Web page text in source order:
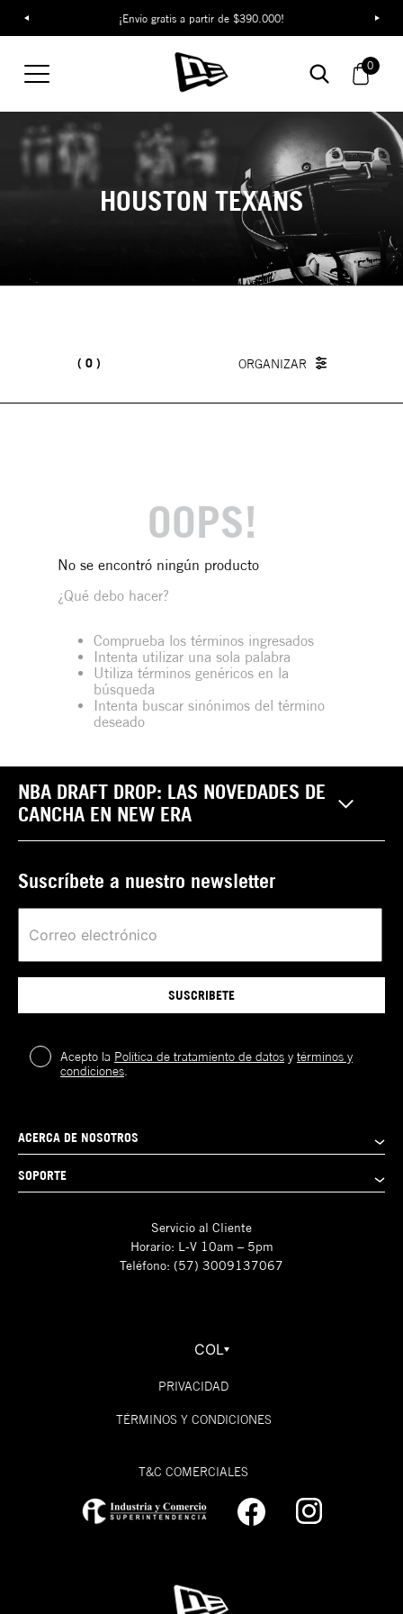
¡Envío gratis a partir de $390.000!
0
HOUSTON TEXANS
0
OOPS!
No se encontró ningún producto
¿Qué debo hacer?
Comprueba los términos ingresados
Intenta utilizar una sola palabra
Utiliza términos genéricos en la
búsqueda
Intenta buscar sinónimos del término
deseado
NBA DRAFT DROP: LAS NOVEDADES DE
CANCHA EN NEW ERA
Suscríbete a nuestro newsletter
SUSCRIBETE
Acepto la Política de tratamiento de datos ytérminos y
condiciones
ACERCA DE NOSOTROS
SOPORTE
Servicio al Cliente
Horario: L-V 10am – 5pm
Teléfono: (57) 3009137067
COL
PRIVACIDAD
TÉRMINOS Y CONDICIONES
T&C COMERCIALES